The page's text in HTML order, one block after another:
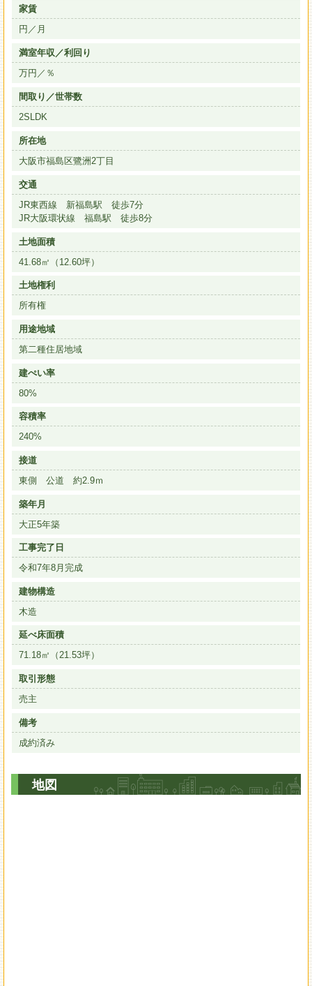
家賃
円／月
満室年収／利回り
万円／％
間取り／世帯数
2SLDK
所在地
大阪市福島区鷺洲2丁目
交通
JR東西線 新福島駅 徒歩7分
JR大阪環状線 福島駅 徒歩8分
土地面積
41.68㎡（12.60坪）
土地権利
所有権
用途地域
第二種住居地域
建ぺい率
80%
容積率
240%
接道
東側 公道 約2.9ｍ
築年月
大正5年築
工事完了日
令和7年8月完成
建物構造
木造
延べ床面積
71.18㎡（21.53坪）
取引形態
売主
備考
成約済み
地図